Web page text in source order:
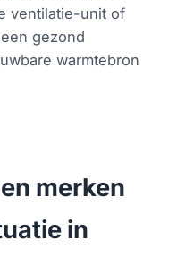
ventilatie-unit of
gezond
warmtebron
merken
in